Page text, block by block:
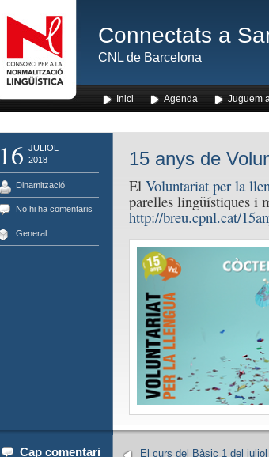
Connectats a
CNL de Barcelona
Inici Agenda Juguem
16 JULIOL
2018
Dinamització
No hi ha comentaris
General
15 anys de
El Voluntariat per la
parelles lingüístiques i
http://breu.cpnl.cat/
Cap comentari
El curs del Bàsic 1 del